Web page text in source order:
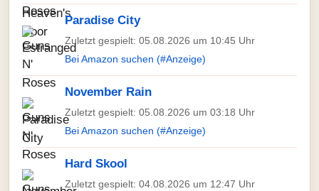
Paradise City
Zuletzt gespielt: 05.08.2026 um 10:45 Uhr
Bei Amazon suchen (#Anzeige)
November Rain
Zuletzt gespielt: 05.08.2026 um 03:18 Uhr
Bei Amazon suchen (#Anzeige)
Hard Skool
Zuletzt gespielt: 04.08.2026 um 12:47 Uhr